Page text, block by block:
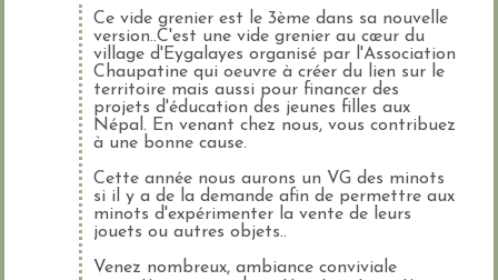
Ce vide grenier est le 3ème dans sa nouvelle
version..C'est une vide grenier au cœur du
village d'Eygalayes organisé par l'Association
Chaupatine qui oeuvre à créer du lien sur le
territoire mais aussi pour financer des
projets d'éducation des jeunes filles aux
Népal. En venant chez nous, vous contribuez
à une bonne cause.
Cette année nous aurons un VG des minots
si il y a de la demande afin de permettre aux
minots d'expérimenter la vente de leurs
jouets ou autres objets..
Venez nombreux, ambiance conviviale